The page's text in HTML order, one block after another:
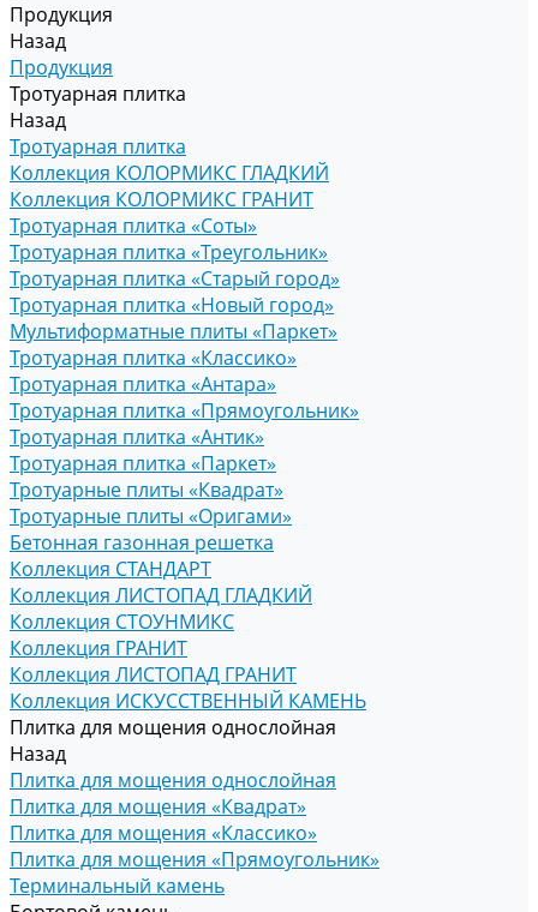
Продукция
Назад
Продукция
Тротуарная плитка
Назад
Тротуарная плитка
Коллекция КОЛОРМИКС ГЛАДКИЙ
Коллекция КОЛОРМИКС ГРАНИТ
Тротуарная плитка «Соты»
Тротуарная плитка «Треугольник»
Тротуарная плитка «Старый город»
Тротуарная плитка «Новый город»
Мультиформатные плиты «Паркет»
Тротуарная плитка «Классико»
Тротуарная плитка «Антара»
Тротуарная плитка «Прямоугольник»
Тротуарная плитка «Антик»
Тротуарная плитка «Паркет»
Тротуарные плиты «Квадрат»
Тротуарные плиты «Оригами»
Бетонная газонная решетка
Коллекция СТАНДАРТ
Коллекция ЛИСТОПАД ГЛАДКИЙ
Коллекция СТОУНМИКС
Коллекция ГРАНИТ
Коллекция ЛИСТОПАД ГРАНИТ
Коллекция ИСКУССТВЕННЫЙ КАМЕНЬ
Плитка для мощения однослойная
Назад
Плитка для мощения однослойная
Плитка для мощения «Квадрат»
Плитка для мощения «Классико»
Плитка для мощения «Прямоугольник»
Терминальный камень